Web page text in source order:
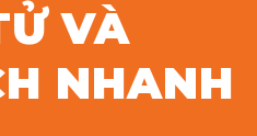
VÀ
NHANH